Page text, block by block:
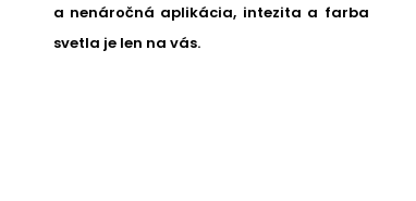
a nenáročná aplikácia, intezita a farba
svetla je len na vás.